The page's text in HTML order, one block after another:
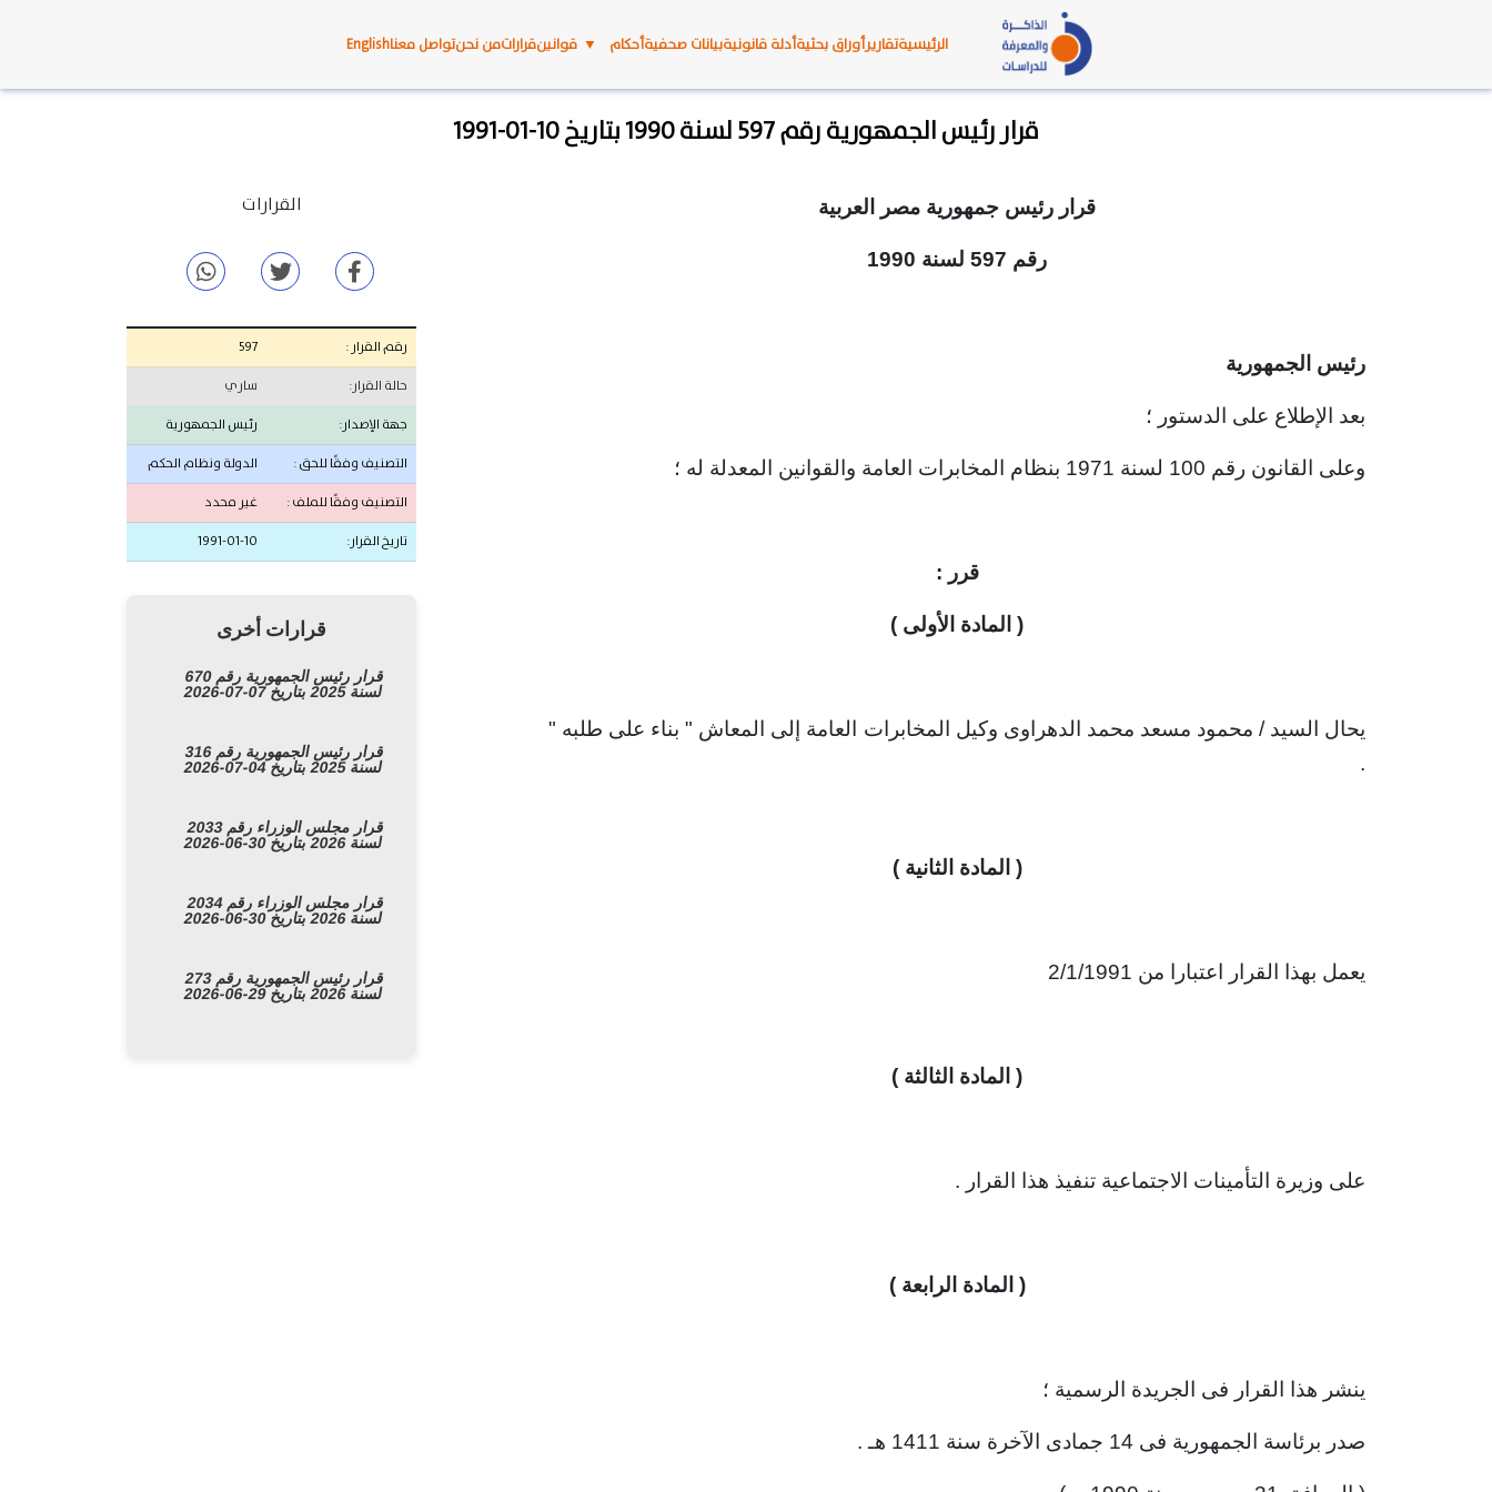
الرئيسيةتقاريرأوراق بحثيةأدلة قانونيةبيانات صحفيةأحكام ▼ قوانينقراراتمن نحنتواصل معناEnglish
قرار رئيس الجمهورية رقم 597 لسنة 1990 بتاريخ 10-01-1991
قرار رئيس جمهورية مصر العربية
رقم 597 لسنة 1990
رئيس الجمهورية
بعد الإطلاع على الدستور ؛
وعلى القانون رقم 100 لسنة 1971 بنظام المخابرات العامة والقوانين المعدلة له ؛
قرر :
( المادة الأولى )
يحال السيد / محمود مسعد محمد الدهراوى وكيل المخابرات العامة إلى المعاش " بناء على طلبه "
.
( المادة الثانية )
يعمل بهذا القرار اعتبارا من 2/1/1991
( المادة الثالثة )
على وزيرة التأمينات الاجتماعية تنفيذ هذا القرار .
( المادة الرابعة )
ينشر هذا القرار فى الجريدة الرسمية ؛
صدر برئاسة الجمهورية فى 14 جمادى الآخرة سنة 1411 هـ .
القرارات
رقم القرار :
597
حالة القرار:
ساري
جهة الإصدار:
رئيس الجمهورية
التصنيف وفقًا للحق :
الدولة ونظام الحكم
التصنيف وفقًا للملف :
غير محدد
تاريخ القرار:
1991-01-10
قرارات أخرى
قرار رئيس الجمهورية رقم 670
لسنة 2025 بتاريخ 07-07-2026
قرار رئيس الجمهورية رقم 316
لسنة 2025 بتاريخ 04-07-2026
قرار مجلس الوزراء رقم 2033
لسنة 2026 بتاريخ 30-06-2026
قرار مجلس الوزراء رقم 2034
لسنة 2026 بتاريخ 30-06-2026
قرار رئيس الجمهورية رقم 273
لسنة 2026 بتاريخ 29-06-2026